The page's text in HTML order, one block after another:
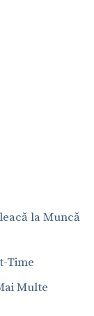
la Muncă
Time
Multe